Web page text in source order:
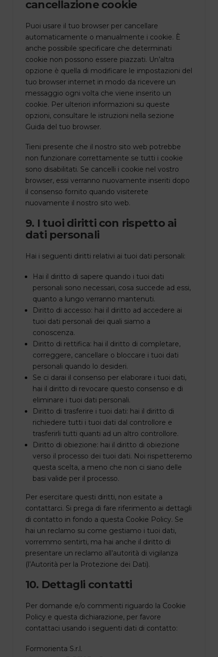
cancellazione cookie
Puoi usare il tuo browser per cancellare
automaticamente o manualmente i cookie. È
anche possibile specificare che determinati
cookie non possono essere piazzati. Un’altra
opzione è quella di modificare le impostazioni del
tuo browser internet in modo da ricevere un
messaggio ogni volta che viene inserito un
cookie. Per ulteriori informazioni su queste
opzioni, consultare le istruzioni nella sezione
Guida del tuo browser.
Tieni presente che il nostro sito web potrebbe
non funzionare correttamente se tutti i cookie
sono disabilitati. Se cancelli i cookie nel vostro
browser, essi verranno nuovamente inseriti dopo
il consenso fornito quando visiterete
nuovamente il nostro sito web.
9. I tuoi diritti con rispetto ai
dati personali
Hai i seguenti diritti relativi ai tuoi dati personali:
Hai il diritto di sapere quando i tuoi dati
personali sono necessari, cosa succede ad essi,
quanto a lungo verranno mantenuti.
Diritto di accesso: hai il diritto ad accedere ai
tuoi dati personali dei quali siamo a
conoscenza.
Diritto di rettifica: hai il diritto di completare,
correggere, cancellare o bloccare i tuoi dati
personali quando lo desideri.
Se ci darai il consenso per elaborare i tuoi dati,
hai il diritto di revocare questo consenso e di
eliminare i tuoi dati personali.
Diritto di trasferire i tuoi dati: hai il diritto di
richiedere tutti i tuoi dati dal controllore e
trasferirli tutti quanti ad un altro controllore.
Diritto di obiezione: hai il diritto di obiezione
verso il processo dei tuoi dati. Noi rispetteremo
questa scelta, a meno che non ci siano delle
basi valide per il processo.
Per esercitare questi diritti, non esitate a
contattarci. Si prega di fare riferimento ai dettagli
di contatto in fondo a questa Cookie Policy. Se
hai un reclamo su come gestiamo i tuoi dati,
vorremmo sentirti, ma hai anche il diritto di
presentare un reclamo all’autorità di vigilanza
(l’Autorità per la Protezione dei Dati).
10. Dettagli contatti
Per domande e/o commenti riguardo la Cookie
Policy e questa dichiarazione, per favore
contattaci usando i seguenti dati di contatto:
Formorienta S.r.l.